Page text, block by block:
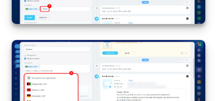
Configurações
Widget de colaborador
Bitrix24 Messenger
Bitrix24 On-premise